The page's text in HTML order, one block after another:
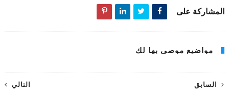
المشاركة على
مواضيع موصى بها لك
التالي
السابق